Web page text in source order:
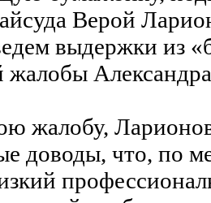
Верой
выдержки из
жалобы
жалобу,
доводы, что, по